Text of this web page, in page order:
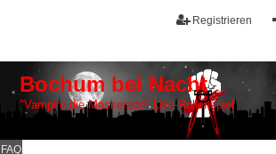
Registrieren
Bochum bei Nacht
"Vampire die Maskerade" Live-Rollenspiel
FAQ